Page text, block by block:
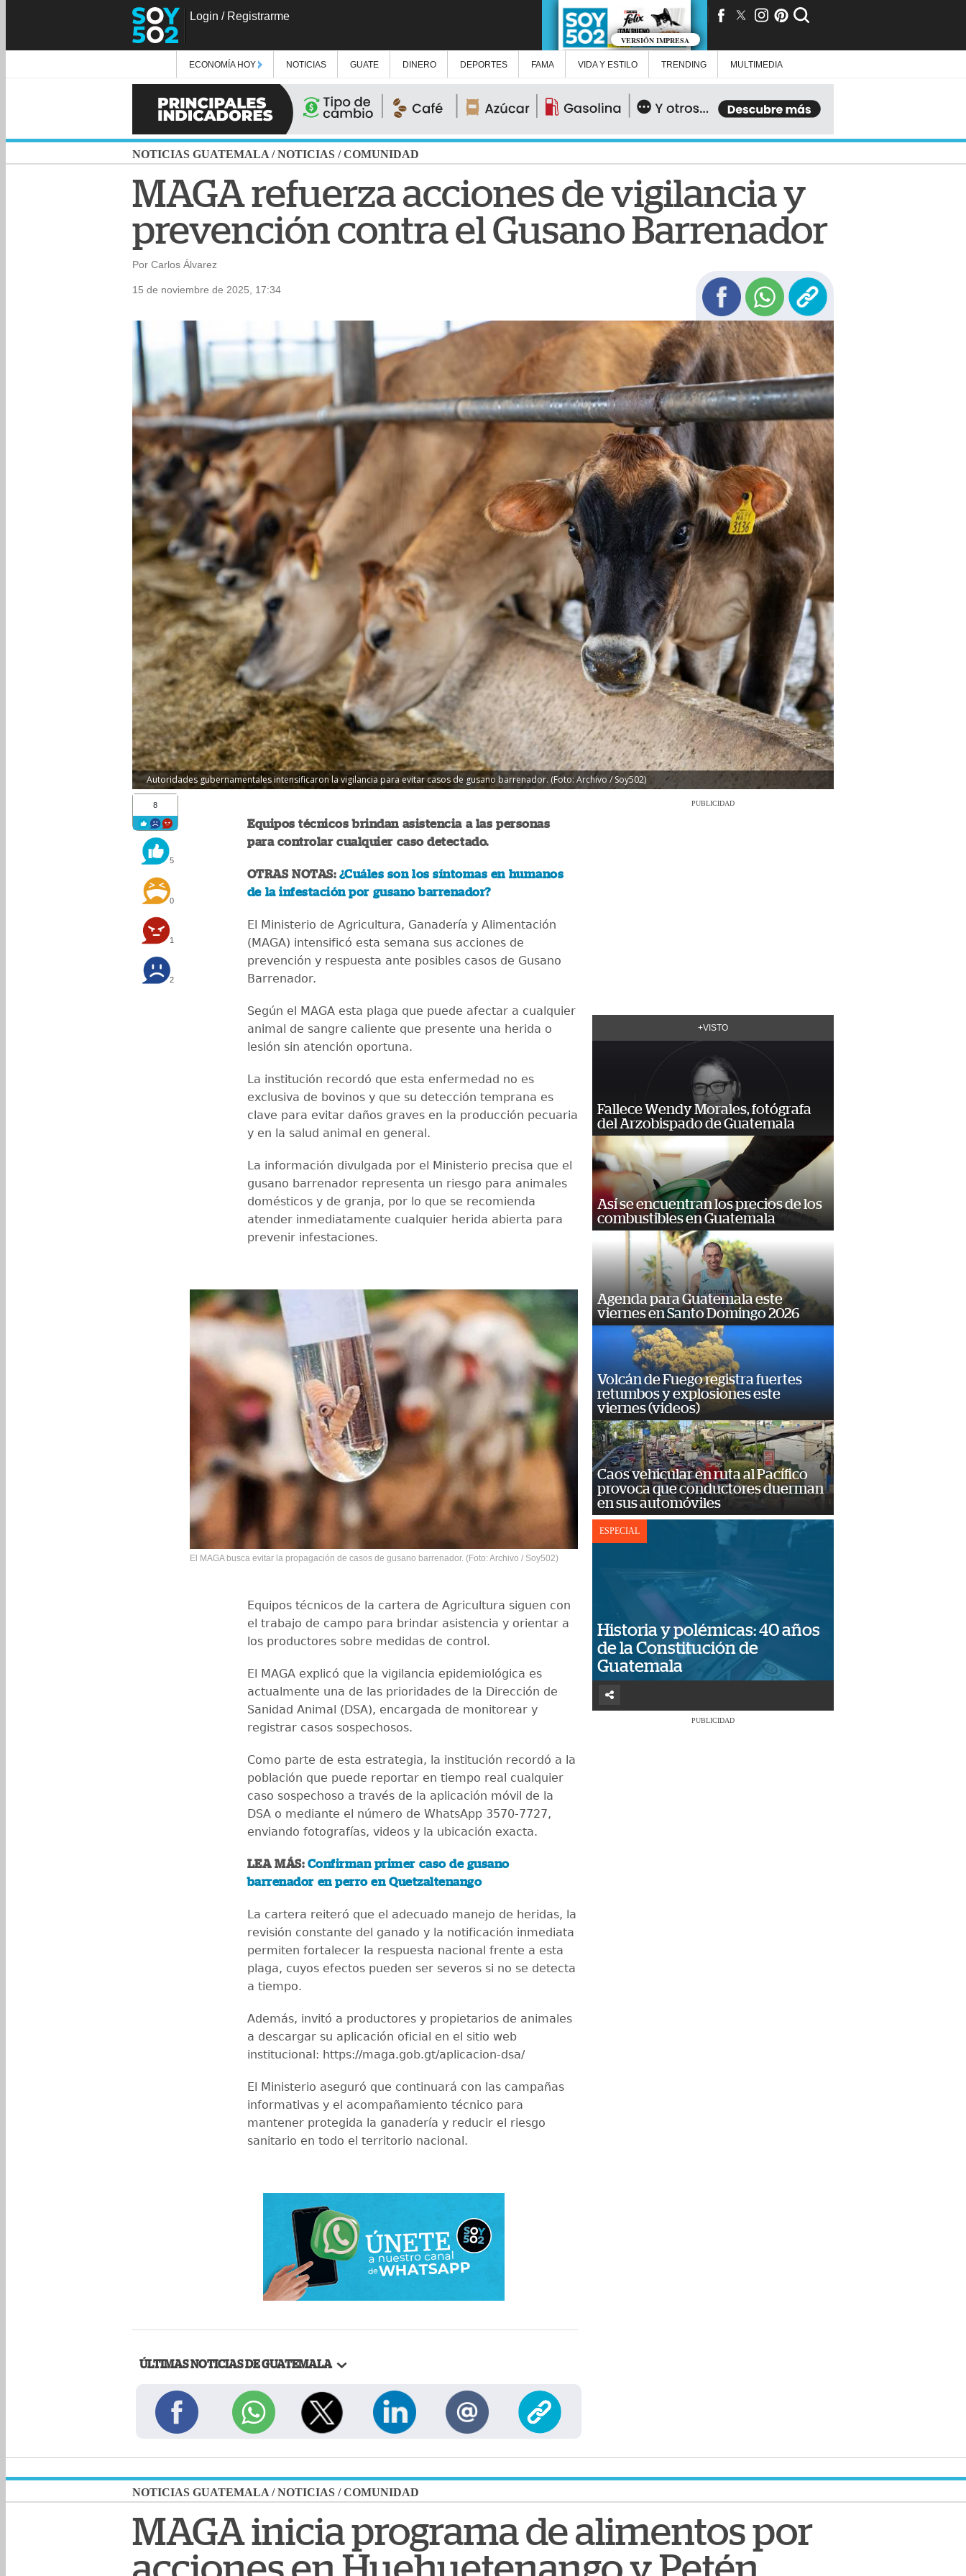
Login / Registrarme
VERSIÓN IMPRESA
ECONOMÍA HOY NOTICIAS GUATE DINERO DEPORTES FAMA VIDA Y ESTILO TRENDING MULTIMEDIA
NOTICIAS GUATEMALA /NOTICIAS /COMUNIDAD
MAGA refuerza acciones de vigilancia y
prevención contra el Gusano Barrenador
Por Carlos Álvarez
15 de noviembre de 2025, 17:34
Autoridades gubernamentales intensificaron la vigilancia para evitar casos de gusano barrenador. (Foto: Archivo / Soy502)
8
5
0
1
2
Equipos técnicos brindan asistencia a las personas
para controlar cualquier caso detectado.
OTRAS NOTAS:¿Cuáles son los síntomas en humanos
de la infestación por gusano barrenador?
El Ministerio de Agricultura, Ganadería y Alimentación
(MAGA) intensificó esta semana sus acciones de
prevención y respuesta ante posibles casos de Gusano
Barrenador.
Según el MAGA esta plaga que puede afectar a cualquier
animal de sangre caliente que presente una herida o
lesión sin atención oportuna.
La institución recordó que esta enfermedad no es
exclusiva de bovinos y que su detección temprana es
clave para evitar daños graves en la producción pecuaria
y en la salud animal en general.
La información divulgada por el Ministerio precisa que el
gusano barrenador representa un riesgo para animales
domésticos y de granja, por lo que se recomienda
atender inmediatamente cualquier herida abierta para
prevenir infestaciones.
El MAGA busca evitar la propagación de casos de gusano barrenador. (Foto: Archivo / Soy502)
Equipos técnicos de la cartera de Agricultura siguen con
el trabajo de campo para brindar asistencia y orientar a
los productores sobre medidas de control.
El MAGA explicó que la vigilancia epidemiológica es
actualmente una de las prioridades de la Dirección de
Sanidad Animal (DSA), encargada de monitorear y
registrar casos sospechosos.
Como parte de esta estrategia, la institución recordó a la
población que puede reportar en tiempo real cualquier
caso sospechoso a través de la aplicación móvil de la
DSA o mediante el número de WhatsApp 3570-7727,
enviando fotografías, videos y la ubicación exacta.
LEA MÁS: Confirman primer caso de gusano
barrenador en perro en Quetzaltenango
La cartera reiteró que el adecuado manejo de heridas, la
revisión constante del ganado y la notificación inmediata
permiten fortalecer la respuesta nacional frente a esta
plaga, cuyos efectos pueden ser severos si no se detecta
a tiempo.
Además, invitó a productores y propietarios de animales
a descargar su aplicación oficial en el sitio web
institucional: https://maga.gob.gt/aplicacion-dsa/
El Ministerio aseguró que continuará con las campañas
informativas y el acompañamiento técnico para
mantener protegida la ganadería y reducir el riesgo
sanitario en todo el territorio nacional.
ÚLTIMAS NOTICIAS DE GUATEMALA
PUBLICIDAD
+VISTO
Fallece Wendy Morales, fotógrafa
del Arzobispado de Guatemala
Así se encuentran los precios de los
combustibles en Guatemala
Agenda para Guatemala este
viernes en Santo Domingo 2026
Volcán de Fuego registra fuertes
retumbos y explosiones este
viernes (videos)
Caos vehicular en ruta al Pacífico
provoca que conductores duerman
en sus automóviles
ESPECIAL
Historia y polémicas: 40 años
de la Constitución de
Guatemala
PUBLICIDAD
NOTICIAS GUATEMALA /NOTICIAS /COMUNIDAD
MAGA inicia programa de alimentos por